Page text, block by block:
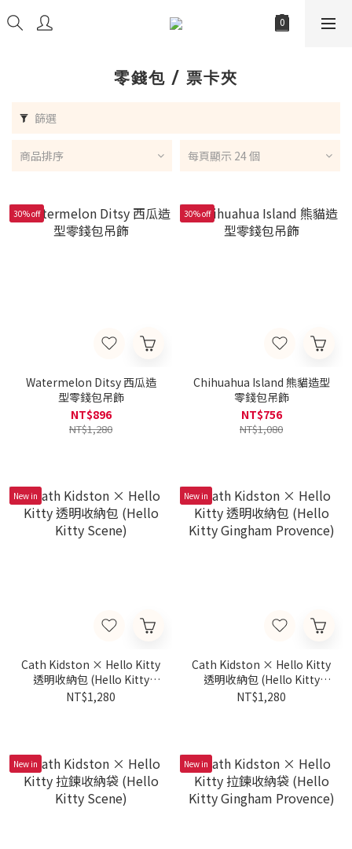
零錢包 / 票卡夾
篩選
商品排序 每頁顯示 24 個
30% off
Watermelon Ditsy 西瓜造
型零錢包吊飾
NT$896
NT$1,280
30% off
Chihuahua Island 熊貓造型
零錢包吊飾
NT$756
NT$1,080
New in
Cath Kidston × Hello Kitty
透明收納包 (Hello Kitty
Scene)
NT$1,280
New in
Cath Kidston × Hello Kitty
透明收納包 (Hello Kitty
Gingham Provence)
NT$1,280
New in New in